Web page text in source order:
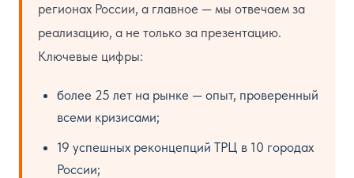
регионах России, а главное — мы отвечаем за
реализацию, а не только за презентацию.
Ключевые цифры:
более 25 лет на рынке — опыт, проверенный
всеми кризисами;
19 успешных реконцепций ТРЦ в 10 городах
России;